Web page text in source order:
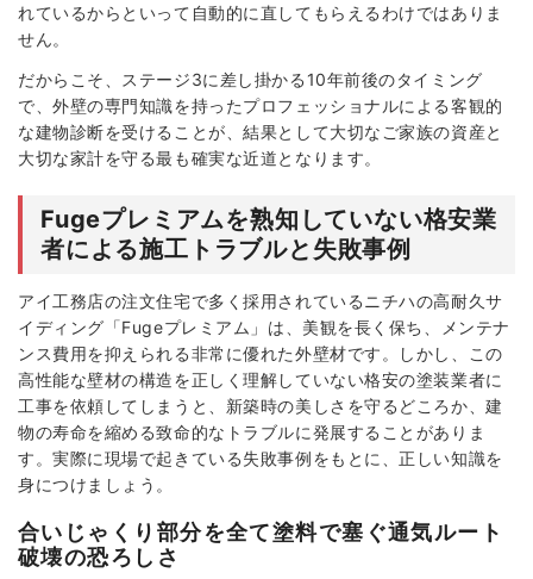
れているからといって自動的に直してもらえるわけではありま
せん。
だからこそ、ステージ3に差し掛かる10年前後のタイミング
で、外壁の専門知識を持ったプロフェッショナルによる客観的
な建物診断を受けることが、結果として大切なご家族の資産と
大切な家計を守る最も確実な近道となります。
Fugeプレミアムを熟知していない格安業
者による施工トラブルと失敗事例
アイ工務店の注文住宅で多く採用されているニチハの高耐久サ
イディング「Fugeプレミアム」は、美観を長く保ち、メンテナ
ンス費用を抑えられる非常に優れた外壁材です。しかし、この
高性能な壁材の構造を正しく理解していない格安の塗装業者に
工事を依頼してしまうと、新築時の美しさを守るどころか、建
物の寿命を縮める致命的なトラブルに発展することがありま
す。実際に現場で起きている失敗事例をもとに、正しい知識を
身につけましょう。
合いじゃくり部分を全て塗料で塞ぐ通気ルート
破壊の恐ろしさ